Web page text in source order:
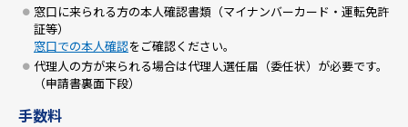
窓口に来られる方の本人確認書類（マイナンバーカード・運転免許
証等）
窓口での本人確認をご確認ください。
代理人の方が来られる場合は代理人選任届（委任状）が必要です。
（申請書裏面下段）
手数料